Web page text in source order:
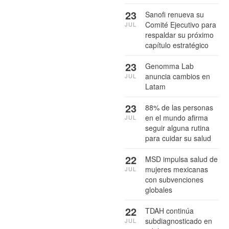
Sanofi renueva su
Comité Ejecutivo para
respaldar su próximo
capítulo estratégico
23
JUL
Genomma Lab
anuncia cambios en
Latam
23
JUL
88% de las personas
en el mundo afirma
seguir alguna rutina
para cuidar su salud
23
JUL
MSD impulsa salud de
mujeres mexicanas
con subvenciones
globales
22
JUL
TDAH continúa
subdiagnosticado en
22
JUL